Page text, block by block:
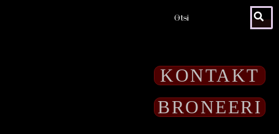
KONTAKT
BRONEERI